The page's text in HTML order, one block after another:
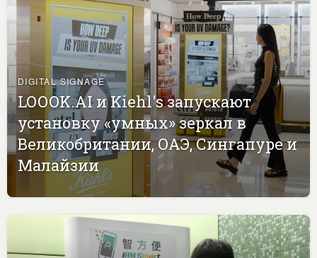
DIGITAL SIGNAGE
LOOOK.AI и Kiehl's запускают
установку «умных» зеркал в
Великобритании, ОАЭ, Сингапуре и
Малайзии